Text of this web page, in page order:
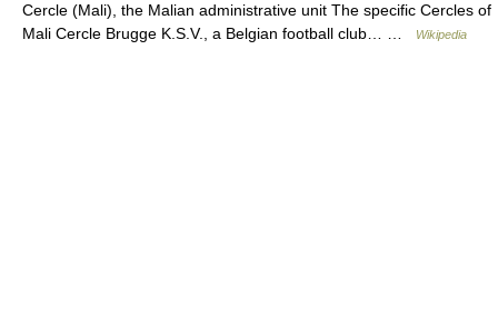
Cercle (Mali), the Malian administrative unit The specific Cercles of
Mali Cercle Brugge K.S.V., a Belgian football club… …
Wikipedia